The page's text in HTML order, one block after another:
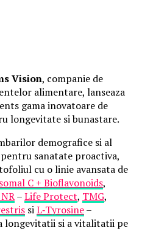
Vision, companie de
alimentare, lanseaza
gama inovatoare de
longevitate si bunastare.
demografice si al
sanatate proactiva,
cu o linie avansata de
C + Bioflavonoids,
–Life Protect, TMG,
siL‑Tyrosine–
longevitatii si a vitalitatii pe